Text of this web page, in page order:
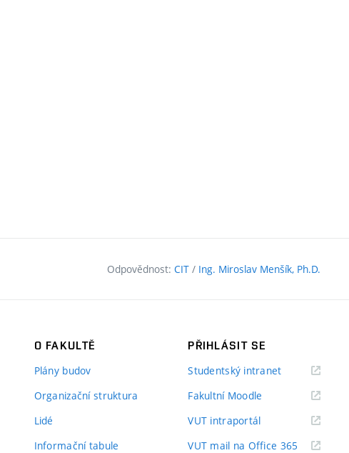
Odpovědnost: CIT / Ing. Miroslav Menšík, Ph.D.
O FAKULTĚ
Plány budov
Organizační struktura
Lidé
Informační tabule
PŘIHLÁSIT SE
Studentský intranet(externí
Fakultní Moodle
VUT intraportál(externí
VUT mail na Office 365 (externí